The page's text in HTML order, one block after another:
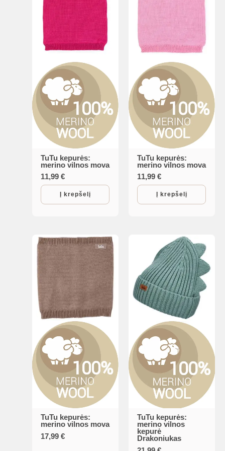
chosen
on
the
product
chosen
product
TuTu kepurės:
merino vilnos mova
11,99€
Į krepšelį
TuTu kepurės:
merino vilnos mova
11,99€
Į krepšelį
TuTu kepurės:
merino vilnos mova
17,99€
TuTu kepurės:
merino vilnos
kepurė
Drakoniukas
This
product
has